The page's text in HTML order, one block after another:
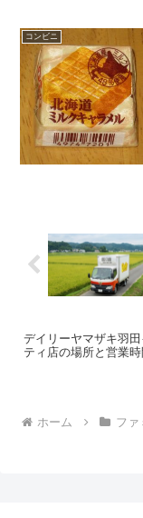
コンビニ
デイリーヤマザキ羽
ティ店の場所と営業
ホーム ファ